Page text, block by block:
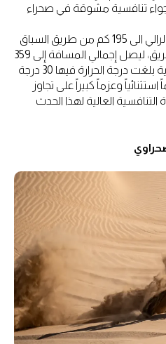
تنافسية مشوقة في صحراء
امتدت مسافة اليوم الثاني من الرالي الى 195 كم من طريق السباق
و164 كم من المسارات على الطريق، ليصل إجمالي المسافة إلى 359
كم من القيادة في أجواء صحراوية بلغت درجة الحرارة فيها 30 درجة
وعزماً كبيراً على تجاوز
العالية لهذا الحدث